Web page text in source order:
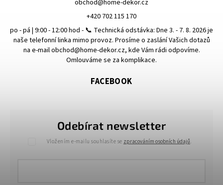
Odebírat newsletter
Vložením e-mailu souhlasíte se zpracováním osobních údajů.
obchod@home-dekor.cz
+420 702 115 170
po - pá | 9:00 - 12:00 hod - 📞 Technická odstávka: Dne 3. - 7. 8. 2026 je
naše telefonní linka mimo provoz. Prosíme o zaslání Vašich dotazů
na e-mail obchod@home-dekor.cz, kde Vám rádi odpovíme.
Omlouváme se za komplikace.
FACEBOOK